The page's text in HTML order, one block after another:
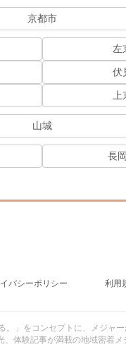
京都市
左
伏
山城
長
バシーポリシー 利用
。」をコンセプトに、メジャー
体験記事が満載の地域密着メ